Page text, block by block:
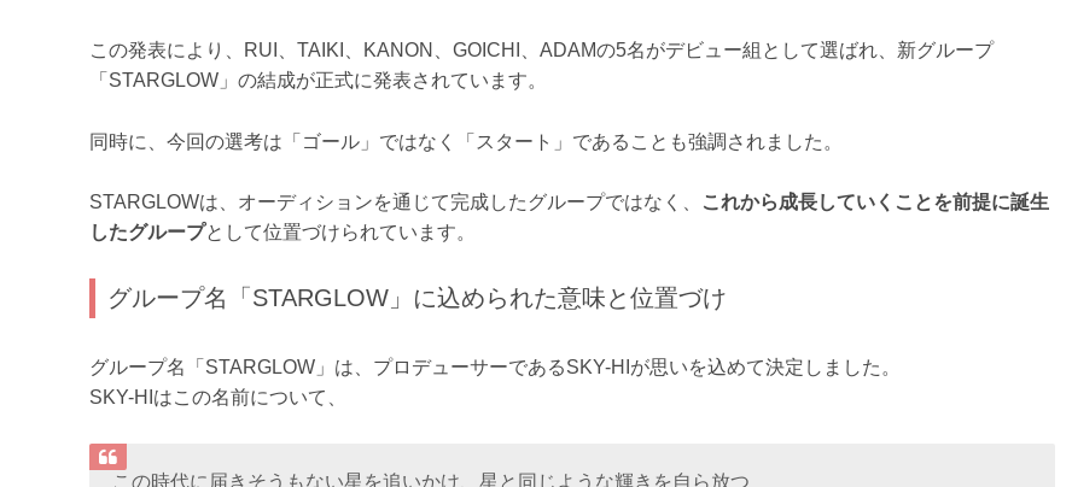
この発表により、RUI、TAIKI、KANON、GOICHI、ADAMの5名がデビュー組として選ばれ、新グループ
「STARGLOW」の結成が正式に発表されています。
同時に、今回の選考は「ゴール」ではなく「スタート」であることも強調されました。
STARGLOWは、オーディションを通じて完成したグループではなく、
これから成長していくことを前提に誕生
したグループとして位置づけられています。
グループ名「STARGLOW」に込められた意味と位置づけ
グループ名「STARGLOW」は、プロデューサーであるSKY-HIが思いを込めて決定しました。
SKY-HIはこの名前について、
この時代に届きそうもない星を追いかけ、星と同じような輝きを自ら放つ